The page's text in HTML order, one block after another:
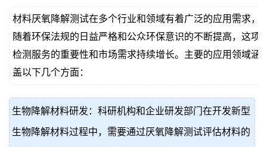
材料厌氧降解测试在多个行业和领域有着广泛的应用需求，
随着环保法规的日益严格和公众环保意识的不断提高，这项
检测服务的重要性和市场需求持续增长。主要的应用领域涵
盖以下几个方面：
生物降解材料研发：科研机构和企业研发部门在开发新型
生物降解材料过程中，需要通过厌氧降解测试评估材料的